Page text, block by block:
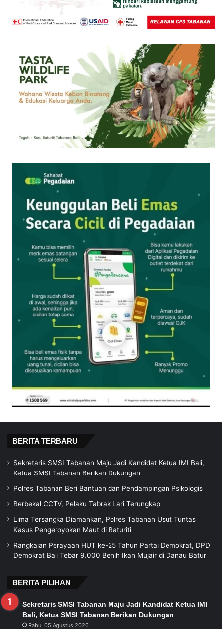
BERITA TERBARU
Sekretaris SMSI Tabanan Maju Jadi Kandidat Ketua IMI Bali,
Ketua SMSI Tabanan Berikan Dukungan
Polres Tabanan Beri Bantuan dan Pendampingan Psikologis
Berbekal CCTV, Pelaku Tabrak Lari Terungkap
Lima Tersangka Diamankan, Polres Tabanan Usut Tuntas
Kasus Pengeroyokan Maut di Baturiti
Rangkaian Perayaan HUT ke-25 Tahun Partai Demokrat, DPD
Demokrat Bali Tebar 9.000 Benih Ikan Mujair di Danau Batur
BERITA PILIHAN
Sekretaris SMSI Tabanan Maju Jadi Kandidat Ketua IMI
Bali, Ketua SMSI Tabanan Berikan Dukungan
Rabu, 05 Agustus 2026